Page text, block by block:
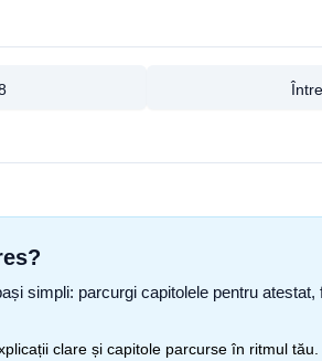
simpli: parcurgi capitolele pentru
clare și capitole parcurse în ritmul tău.